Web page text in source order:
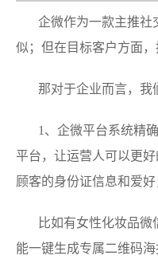
企微作为一款主推社
似；但在目标客户方面，
那对于企业而言，我
1、企微平台系统精
平台，让运营人可以更
顾客的身份证信息和爱
比如有女性化妆品
能一键生成专属二维码海